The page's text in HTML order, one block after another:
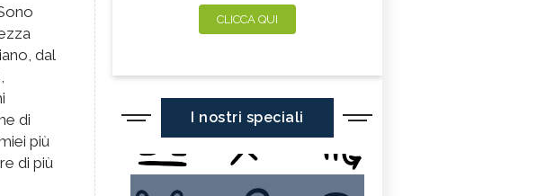
dal
di
più
di più
CLICCA QUI
I nostri speciali